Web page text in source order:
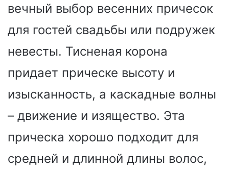
вечный выбор весенних причесок
для гостей свадьбы или подружек
невесты. Тисненая корона
придает прическе высоту и
изысканность, а каскадные волны
– движение и изящество. Эта
прическа хорошо подходит для
средней и длинной длины волос,